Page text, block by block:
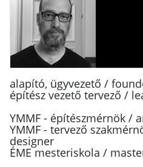
alapító, ügyvezető /
építész vezető tervező /
YMMF - építészmérnök /
YMMF - tervező
designer
ÉME mesteriskola /